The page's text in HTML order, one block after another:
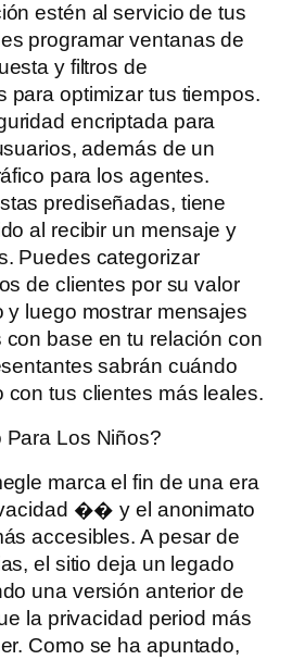
estén al servicio de tus
programar ventanas de
y filtros de
para optimizar tus tiempos.
encriptada para
además de un
para los agentes.
prediseñadas, tiene
al recibir un mensaje y
Puedes categorizar
de clientes por su valor
y luego mostrar mensajes
base ​​en tu relación con
sabrán cuándo
con tus clientes más leales.
Los Niños?
marca el fin de una era
�� y el anonimato
accesibles. A pesar de
el sitio deja un legado
una versión anterior de
la privacidad period más
Como se ha apuntado,